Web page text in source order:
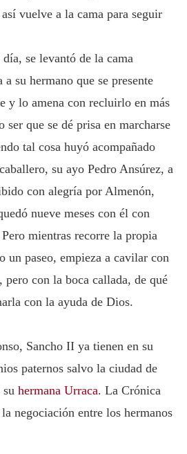
vuelve a la cama para seguir
se levantó de la cama
su hermano que se presente
y lo amena con recluirlo en más
ser que se dé prisa en marcharse
tal cosa huyó acompañado
su ayo Pedro Ansúrez, a
con alegría por Almenón,
nueve meses con él con
mientras recorre la propia
un paseo, empieza a cavilar con
con la boca callada, de qué
con la ayuda de Dios.
Sancho II ya tienen en su
paternos salvo la ciudad de
hermana Urraca. La Crónica
negociación entre los hermanos